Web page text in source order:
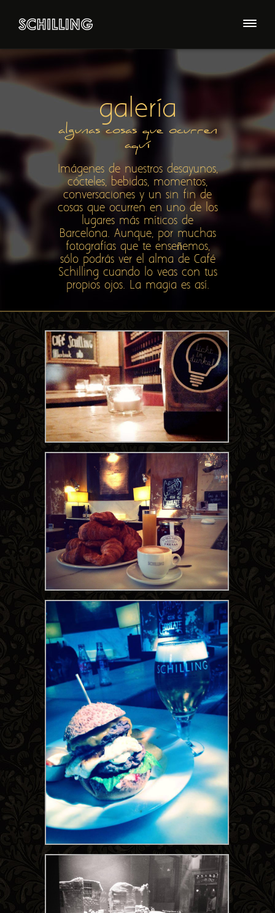
Contacto
Eventos
Comida
Bebida
Art & Schilling
galería
algunas cosas que ocurren
aquí
Imágenes de nuestros desayunos,
cócteles, bebidas, momentos,
conversaciones y un sin fin de
cosas que ocurren en uno de los
lugares más míticos de
Barcelona. Aunque, por muchas
fotografías que te enseñemos,
sólo podrás ver el alma de Café
Schilling cuando lo veas con tus
propios ojos. La magia es así.